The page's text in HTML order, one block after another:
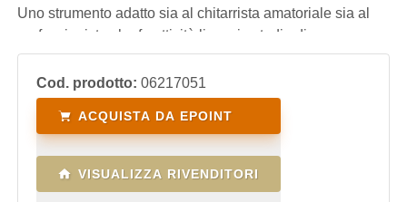
Uno strumento adatto sia al chitarrista amatoriale sia al
professionista che fa attività live e in studio di
registrazione.
Cod. prodotto: 06217051
ACQUISTA DA EPOINT
VISUALIZZA RIVENDITORI